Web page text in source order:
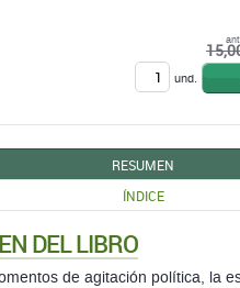
und.
RESUMEN
ÍNDICE
DEL LIBRO
de agitación política, la